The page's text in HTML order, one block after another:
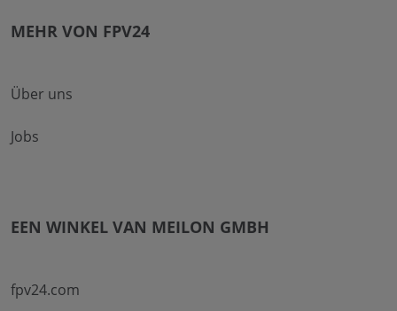
MEHR VON FPV24
Über uns
Jobs
EEN WINKEL VAN MEILON GMBH
fpv24.com